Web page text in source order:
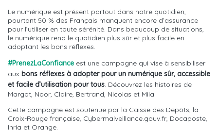
Le numérique est présent partout dans notre quotidien,
pourtant 50 % des Français manquent encore d’assurance
pour l’utiliser en toute sérénité. Dans beaucoup de situations,
le numérique rend le quotidien plus sûr et plus facile en
adoptant les bons réflexes.
#PrenezLaConfiance est une campagne qui vise à sensibiliser
aux bons réflexes à adopter pour un numérique sûr, accessible
et facile d’utilisation pour tous . Découvrez les histoires de
Margot, Noor, Claire, Bertrand, Nicolas et Mila.
Cette campagne est soutenue par la Caisse des Dépôts, la
Croix-Rouge française, Cybermalveillance.gouv.fr, Docaposte,
Inria et Orange.